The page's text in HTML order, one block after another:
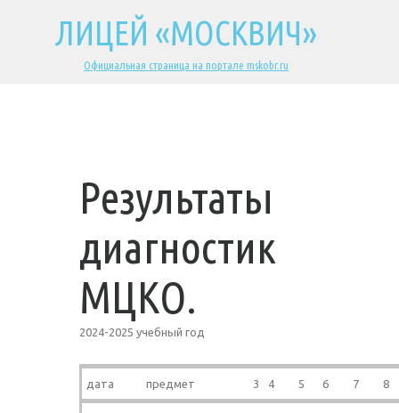
ЛИЦЕЙ «МОСКВИЧ»
Официальная страница на портале mskobr.ru
Результаты
диагностик
МЦКО.
2024-2025 учебный год
дата предмет 3 4 5 6 7 8